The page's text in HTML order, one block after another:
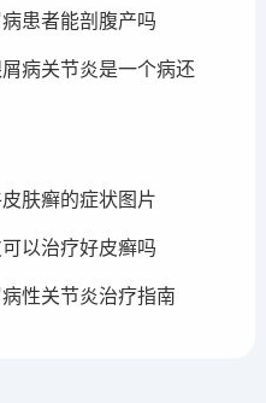
患者能剖腹产吗
病关节炎是一个病还
肤癣的症状图片
以治疗好皮癣吗
性关节炎治疗指南